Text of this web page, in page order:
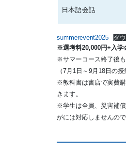
日本語会話
summerevent2025
ダ
※選考料20,000円+入学
※サマーコース終了後
（7月1日～9月18日の授
※教科書は書店で実費
きます。
※学生は全員、災害補
がには対応しませんの